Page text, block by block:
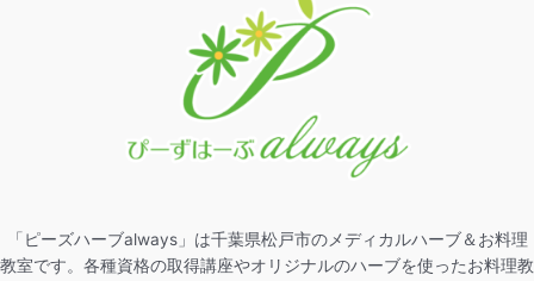
「ピーズハーブalways」は千葉県松戸市のメディカルハーブ＆お料理
教室です。各種資格の取得講座やオリジナルのハーブを使ったお料理教